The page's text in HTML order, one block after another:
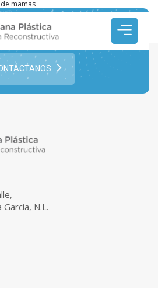
mamas
una cirugía estética?
con Nosotros!
N.L.